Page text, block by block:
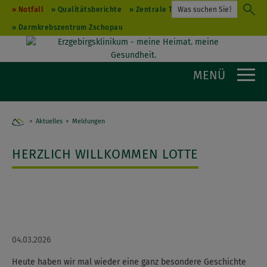
Notfall Qualitätsberichte Zentrale Terminvergabe
Darmkrebszentrum Zschopau
MENÜ
Home
Aktuelles Meldungen
HERZLICH WILLKOMMEN LOTTE
04.03.2026
Heute haben wir mal wieder eine ganz besondere Geschichte